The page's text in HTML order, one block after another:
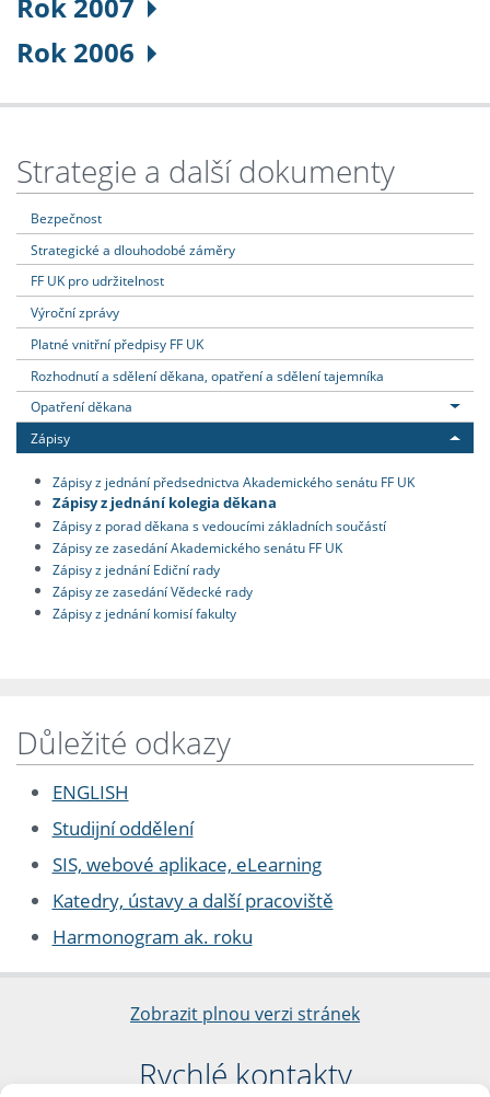
Rok 2006
Strategie a další dokumenty
Bezpečnost
Strategické a dlouhodobé záměry
FF UK pro udržitelnost
Výroční zprávy
Platné vnitřní předpisy FF UK
Rozhodnutí a sdělení děkana, opatření a sdělení tajemníka
Opatření děkana
Zápisy
Zápisy z jednání předsednictva Akademického senátu FF UK
Zápisy z jednání kolegia děkana
Zápisy z porad děkana s vedoucími základních součástí
Zápisy ze zasedání Akademického senátu FF UK
Zápisy z jednání Ediční rady
Zápisy ze zasedání Vědecké rady
Zápisy z jednání komisí fakulty
Důležité odkazy
ENGLISH
Studijní oddělení
SIS, webové aplikace, eLearning
Katedry, ústavy a další pracoviště
Harmonogram ak. roku
Zobrazit plnou verzi stránek
Rychlé kontakty